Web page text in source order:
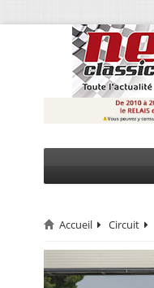
CIRCUIT
RALLYE
Accueil Circuit